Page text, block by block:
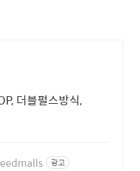
더블펄스방식,
광고